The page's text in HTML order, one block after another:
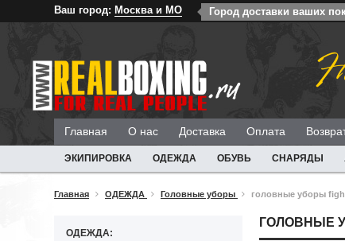
Ваш город: Москва и МО Город доставки ваших
Главная О нас Доставка Оплата
ЭКИПИРОВКА ОДЕЖДА ОБУВЬ СНАРЯДЫ
Главная ОДЕЖДА Головные уборы головные уборы
ОДЕЖДА:
ГОЛОВНЫЕ